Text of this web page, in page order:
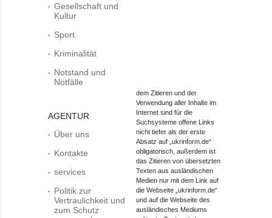
Gesellschaft und
Kultur
Sport
Kriminalität
Notstand und
Notfälle
AGENTUR
Über uns
Kontakte
services
Politik zur
Vertraulichkeit und
zum Schutz
dem Zitieren und der
Verwendung aller Inhalte im
Internet sind für die
Suchsysteme offene Links
nicht tiefer als der erste
Absatz auf „ukrinform.de“
obligatorisch, außerdem ist
das Zitieren von übersetzten
Texten aus ausländischen
Medien nur mit dem Link auf
die Webseite „ukrinform.de“
und auf die Webseite des
ausländisches Mediums